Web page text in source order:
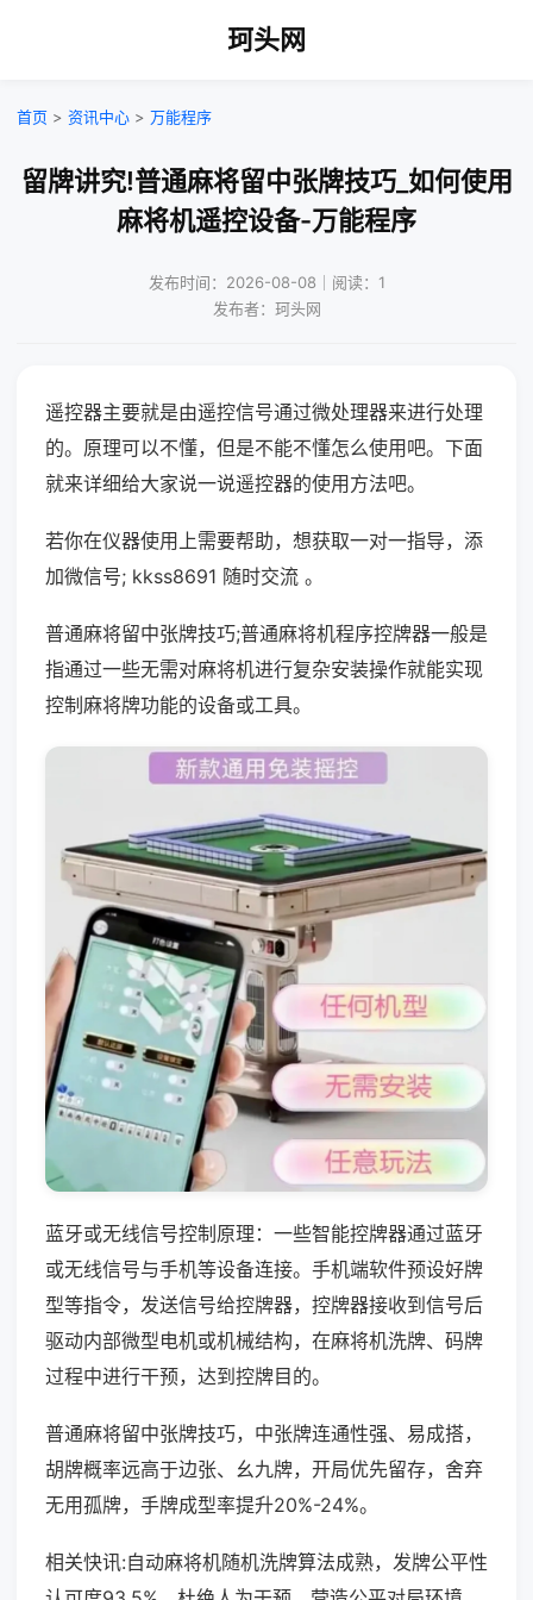
珂头网
首页 > 资讯中心 > 万能程序
留牌讲究!普通麻将留中张牌技巧_如何使用
麻将机遥控设备-万能程序
发布时间：2026-08-08｜阅读：1
发布者：珂头网
遥控器主要就是由遥控信号通过微处理器来进行处理
的。原理可以不懂，但是不能不懂怎么使用吧。下面
就来详细给大家说一说遥控器的使用方法吧。
若你在仪器使用上需要帮助，想获取一对一指导，添
加微信号; kkss8691 随时交流 。
普通麻将留中张牌技巧;普通麻将机程序控牌器一般是
指通过一些无需对麻将机进行复杂安装操作就能实现
控制麻将牌功能的设备或工具。
蓝牙或无线信号控制原理：一些智能控牌器通过蓝牙
或无线信号与手机等设备连接。手机端软件预设好牌
型等指令，发送信号给控牌器，控牌器接收到信号后
驱动内部微型电机或机械结构，在麻将机洗牌、码牌
过程中进行干预，达到控牌目的。
普通麻将留中张牌技巧，中张牌连通性强、易成搭，
胡牌概率远高于边张、幺九牌，开局优先留存，舍弃
无用孤牌，手牌成型率提升20%-24%。
相关快讯:自动麻将机随机洗牌算法成熟，发牌公平性